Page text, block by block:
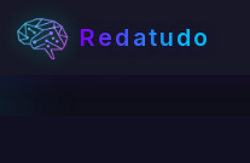
Redatudo